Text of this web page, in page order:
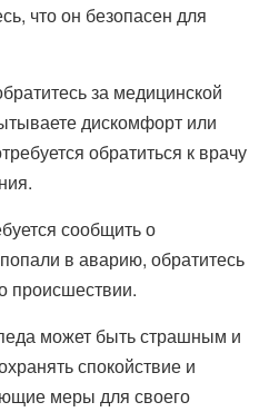
что он безопасен для
за медицинской
дискомфорт или
обратиться к врачу
сообщить о
в аварию, обратитесь
происшествии.
может быть страшным и
спокойствие и
меры для своего